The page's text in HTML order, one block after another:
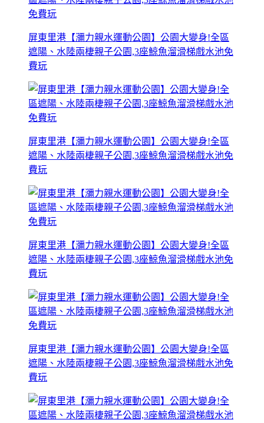
屏東里港【瀰力親水運動公園】公園大變身!全區
遮陽、水陸兩棲親子公園,3座鯨魚溜滑梯戲水池免
費玩
屏東里港【瀰力親水運動公園】公園大變身!全區
遮陽、水陸兩棲親子公園,3座鯨魚溜滑梯戲水池免
費玩
屏東里港【瀰力親水運動公園】公園大變身!全區
遮陽、水陸兩棲親子公園,3座鯨魚溜滑梯戲水池免
費玩
屏東里港【瀰力親水運動公園】公園大變身!全區
遮陽、水陸兩棲親子公園,3座鯨魚溜滑梯戲水池免
費玩